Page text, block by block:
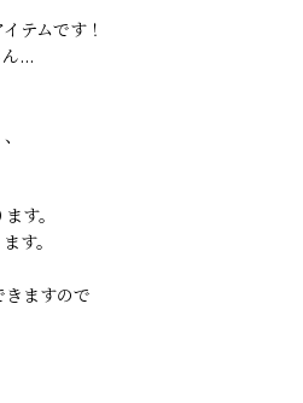
テムです！
...
す。
す。
ますので